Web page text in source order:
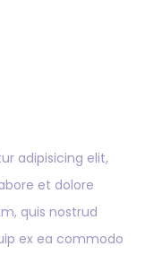
adipisicing elit,
et dolore
quis nostrud
ex ea commodo